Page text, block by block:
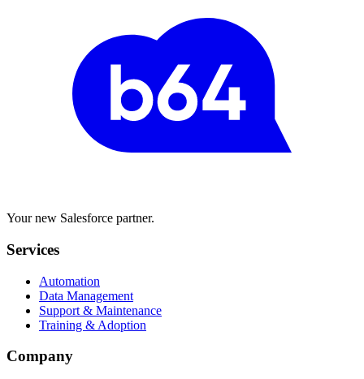
Your new Salesforce partner.
Services
Automation
Data Management
Support & Maintenance
Training & Adoption
Company